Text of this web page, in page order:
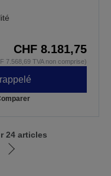
CHF 8.181,75
7.568,69 TVA non comprise)
Aller
24 articles